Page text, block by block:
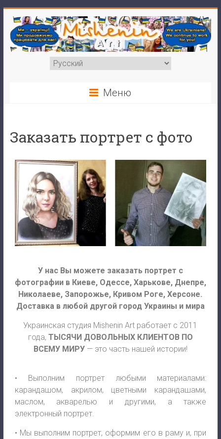
Меню
Заказать портрет с фото
У нас Вы можете заказать портрет с
фотографии в Киеве, Одессе, Харькове, Днепре,
Николаеве, Запорожье, Кривом Роге, Херсоне.
Доставка в любой другой город Украины и мира
Украинская студия Mishenin Art работает с 2011
года, ТЫСЯЧИ ДОВОЛЬНЫХ КЛИЕНТОВ ПО
ВСЕМУ МИРУ— это часть нашей истории!
• Выполним портрет любыми материалами:
карандашом, акрилом, цветными карандашами,
маслом, акварелью и другими, а также
электронный портрет.
• Мы выполним портрет, оформим его в раму и, при
🇺🇦
Більше
інформації —
УКРАЇНСЬКОЮ!